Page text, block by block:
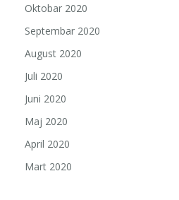
Oktobar 2020
Septembar 2020
August 2020
Juli 2020
Juni 2020
Maj 2020
April 2020
Mart 2020